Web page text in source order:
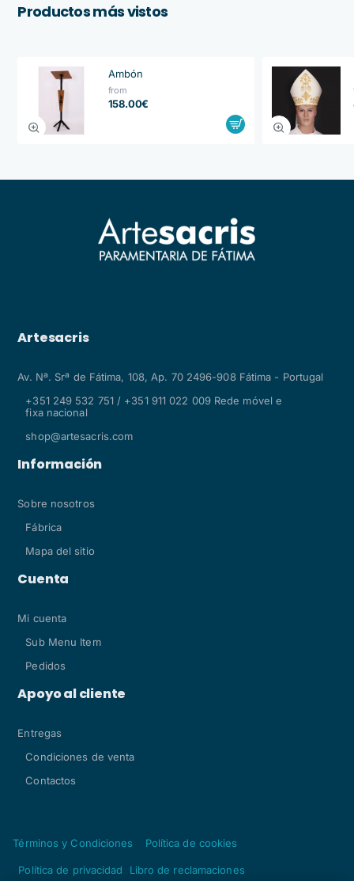
Productos más vistos
Ambón
from
158.00€
Artesacris
Av. Nª. Srª de Fátima, 108, Ap. 70 2496-908 Fátima - Portugal
+351 249 532 751 / +351 911 022 009 Rede móvel e
fixa nacional
shop@artesacris.com
Información
Sobre nosotros
Fábrica
Mapa del sitio
Cuenta
Mi cuenta
Sub Menu Item
Pedidos
Apoyo al cliente
Entregas
Condiciones de venta
Contactos
Términos y Condiciones Política de cookies
Política de privacidad
Libro de reclamaciones